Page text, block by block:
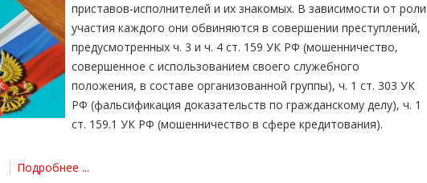
приставов-исполнителей и их знакомых. В зависимости от роли
участия каждого они обвиняются в совершении преступлений,
предусмотренных ч. 3 и ч. 4 ст. 159 УК РФ (мошенничество,
совершенное с использованием своего служебного
положения, в составе организованной группы), ч. 1 ст. 303 УК
РФ (фальсификация доказательств по гражданскому делу), ч. 1
ст. 159.1 УК РФ (мошенничество в сфере кредитования).
Подробнее ...